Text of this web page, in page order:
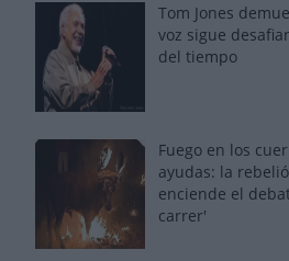
Tom Jones
voz sigue
del tiempo
Fuego en los
ayudas: la
enciende el
carrer'